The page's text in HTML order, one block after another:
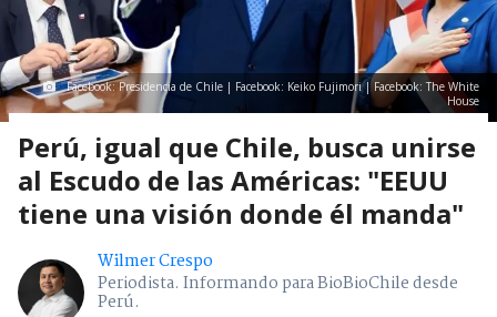
Facebook: Presidencia de Chile | Facebook: Keiko Fujimori | Facebook: The White
House
Perú, igual que Chile, busca unirse
al Escudo de las Américas: "EEUU
tiene una visión donde él manda"
Wilmer Crespo
Periodista. Informando para BioBioChile desde
Perú.